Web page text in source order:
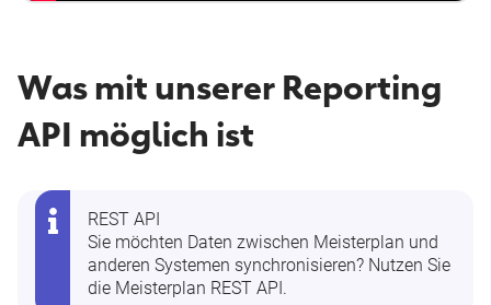
Was mit unserer Reporting
API möglich ist
REST API
Sie möchten Daten zwischen Meisterplan und
anderen Systemen synchronisieren? Nutzen Sie
die Meisterplan REST API.